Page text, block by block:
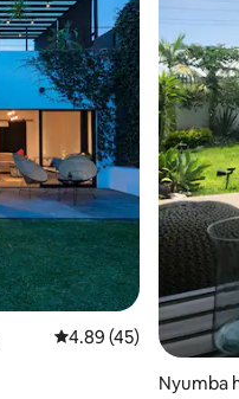
Ukadiriaji wa wastani
4.89 (45)
Nyumba